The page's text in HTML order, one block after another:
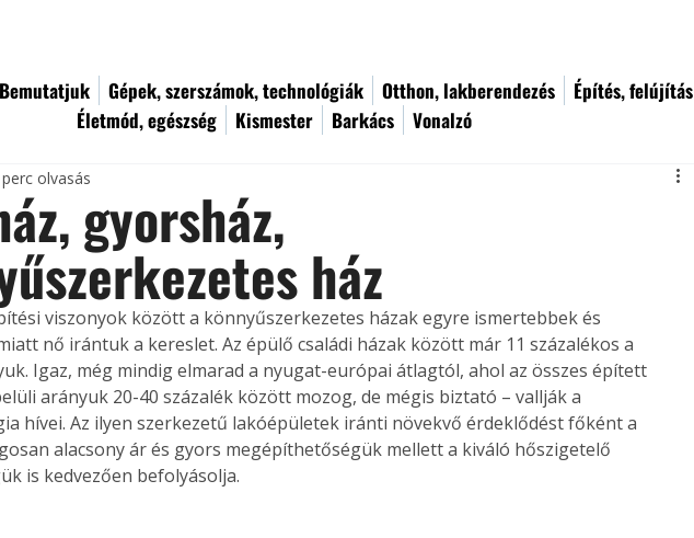
Bemutatjuk Gépek, szerszámok, technológiák Otthon, lakberendezés Építés, felújítás
Életmód, egészség
Kismester Barkács Vonalzó
gyorsház,
ház
olvasás
viszonyok között a könnyűszerkezetes házak egyre ismertebbek és
nő irántuk a kereslet. Az épülő családi házak között már 11 százalékos a
Igaz, még mindig elmarad a nyugat-európai átlagtól, ahol az összes épített
arányuk 20-40 százalék között mozog, de mégis biztató – vallják a
hívei. Az ilyen szerkezetű lakóépületek iránti növekvő érdeklődést főként a
alacsony ár és gyors megépíthetőségük mellett a kiváló hőszigetelő
is kedvezően befolyásolja.